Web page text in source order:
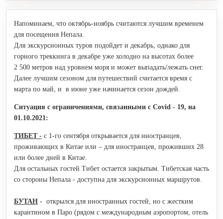
Напоминаем, что октябрь-ноябрь считаются лучшим временем
для посещения Непала.
Для экскурсионных туров подойдет и декабрь, однако для
горного треккинга в декабре уже холодно на высотах более
2 500 метров над уровнем моря и может выпадать/лежать снег.
Далее лучшим сезоном для путешествий считается время с
марта по май, и в июне уже начинается сезон дождей.
Ситуация с ограничениями, связанными с Covid - 19, на
01.10.2021:
ТИБЕТ - с 1-го сентября открывается для иностранцев,
проживающих в Китае или – для иностранцев, проживших 28
или более дней в Китае.
Для остальных гостей Тибет остается закрытым. Тибетская часть
со стороны Непала - доступна для экскурсионных маршрутов.
БУТАН - открылся для иностранных гостей, но с жестким
карантином в Паро (рядом с международным аэропортом, отель